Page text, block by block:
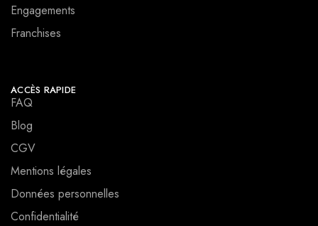
Engagements
Franchises
ACCÈS RAPIDE
FAQ
Blog
CGV
Mentions légales
Données personnelles
Confidentialité